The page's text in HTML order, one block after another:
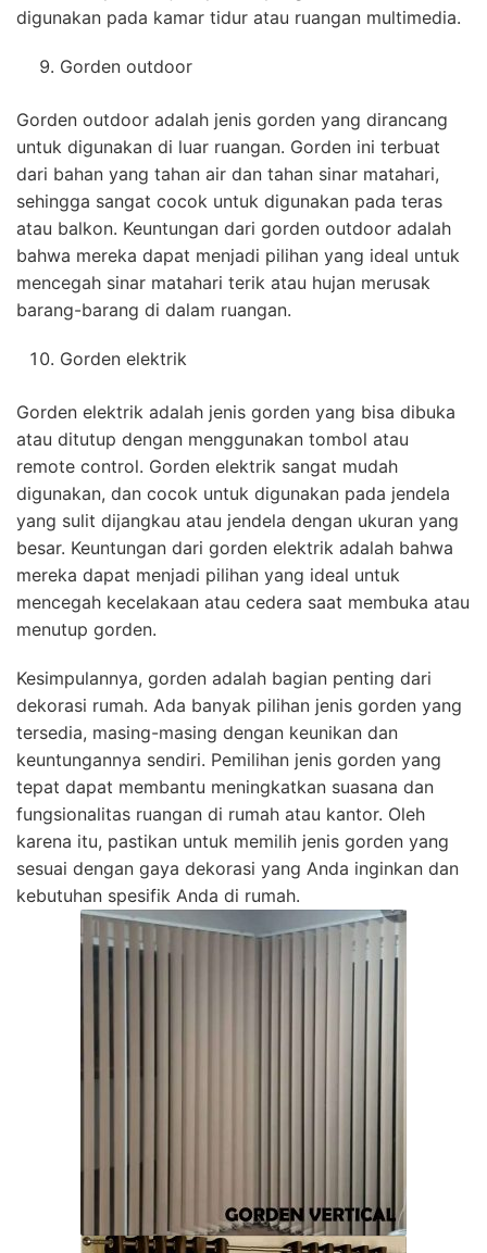
digunakan pada kamar tidur atau ruangan multimedia.
Gorden outdoor
Gorden outdoor adalah jenis gorden yang dirancang
untuk digunakan di luar ruangan. Gorden ini terbuat
dari bahan yang tahan air dan tahan sinar matahari,
sehingga sangat cocok untuk digunakan pada teras
atau balkon. Keuntungan dari gorden outdoor adalah
bahwa mereka dapat menjadi pilihan yang ideal untuk
mencegah sinar matahari terik atau hujan merusak
barang-barang di dalam ruangan.
Gorden elektrik
Gorden elektrik adalah jenis gorden yang bisa dibuka
atau ditutup dengan menggunakan tombol atau
remote control. Gorden elektrik sangat mudah
digunakan, dan cocok untuk digunakan pada jendela
yang sulit dijangkau atau jendela dengan ukuran yang
besar. Keuntungan dari gorden elektrik adalah bahwa
mereka dapat menjadi pilihan yang ideal untuk
mencegah kecelakaan atau cedera saat membuka atau
menutup gorden.
Kesimpulannya, gorden adalah bagian penting dari
dekorasi rumah. Ada banyak pilihan jenis gorden yang
tersedia, masing-masing dengan keunikan dan
keuntungannya sendiri. Pemilihan jenis gorden yang
tepat dapat membantu meningkatkan suasana dan
fungsionalitas ruangan di rumah atau kantor. Oleh
karena itu, pastikan untuk memilih jenis gorden yang
sesuai dengan gaya dekorasi yang Anda inginkan dan
kebutuhan spesifik Anda di rumah.